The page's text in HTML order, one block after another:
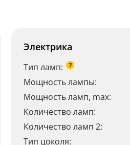
Электрика
Тип ламп: ?
Мощность лампы:
Мощность ламп, max:
Количество ламп:
Количество ламп 2:
Тип цоколя: